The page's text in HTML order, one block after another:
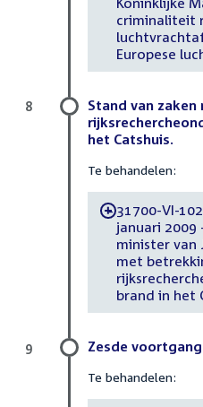
criminaliteit
Europese
Stand van
het Catshuis.
Te behandelen:
-31700-VI-
januari 2009
minister van
met
brand in het
8
Zesde
Te behandelen:
9